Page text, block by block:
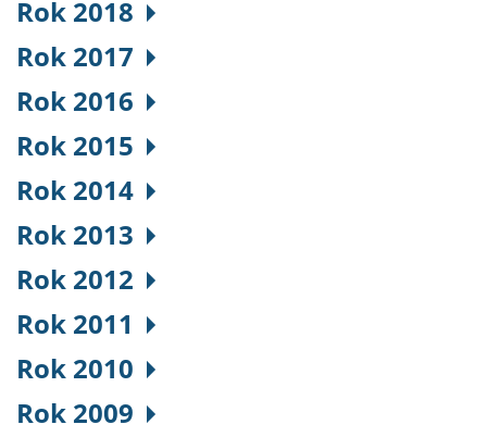
Rok 2018
Rok 2017
Rok 2016
Rok 2015
Rok 2014
Rok 2013
Rok 2012
Rok 2011
Rok 2010
Rok 2009